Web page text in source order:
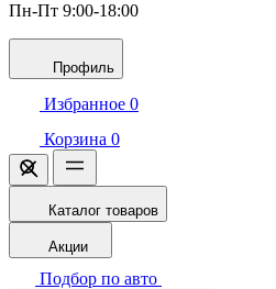
Пн-Пт 9:00-18:00
Профиль
Избранное 0
Корзина 0
Каталог товаров
Акции
Подбор по авто